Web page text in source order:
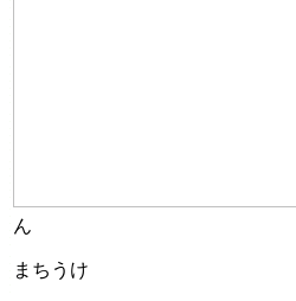
ん
まちうけ